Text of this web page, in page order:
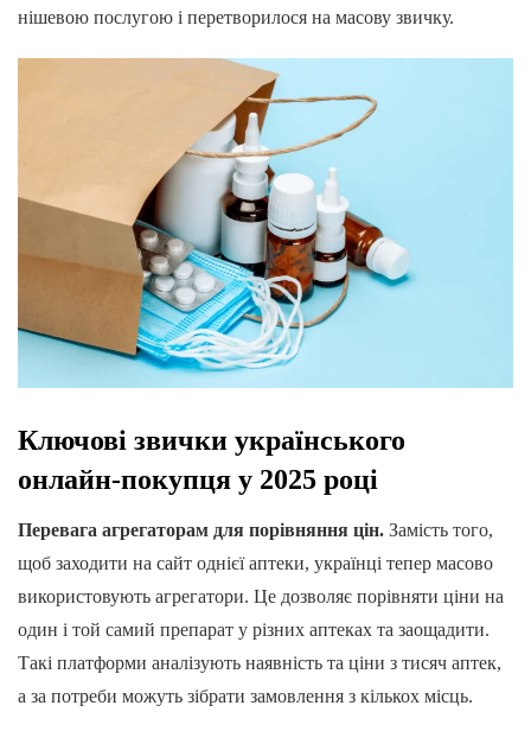
нішевою послугою і перетворилося на масову звичку.
Ключові звички українського
онлайн-покупця у 2025 році
Перевага агрегаторам для порівняння цін. Замість того,
щоб заходити на сайт однієї аптеки, українці тепер масово
використовують агрегатори. Це дозволяє порівняти ціни на
один і той самий препарат у різних аптеках та заощадити.
Такі платформи аналізують наявність та ціни з тисяч аптек,
а за потреби можуть зібрати замовлення з кількох місць.